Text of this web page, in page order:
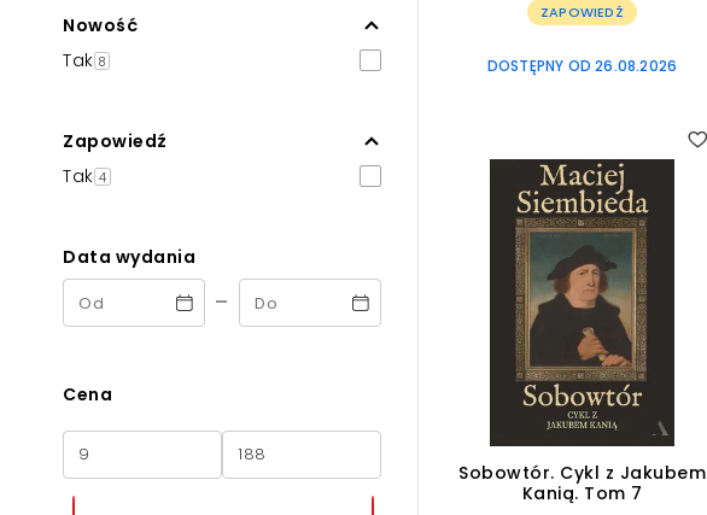
Nowość
Tak 8
Zapowiedź
Tak 4
Data wydania
-
Cena
ZAPOWIEDŹ
DOSTĘPNY OD 26.08.2026
Sobowtór. Cykl z Jakubem
Kanią. Tom 7